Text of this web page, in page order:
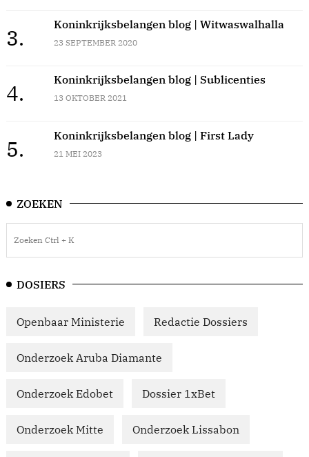
3.
Koninkrijksbelangen blog | Witwaswalhalla
23 SEPTEMBER 2020
4.
Koninkrijksbelangen blog | Sublicenties
13 OKTOBER 2021
5.
Koninkrijksbelangen blog | First Lady
21 MEI 2023
ZOEKEN
DOSIERS
Openbaar Ministerie Redactie Dossiers
Onderzoek Aruba Diamante
Onderzoek Edobet Dossier 1xBet
Onderzoek Mitte Onderzoek Lissabon